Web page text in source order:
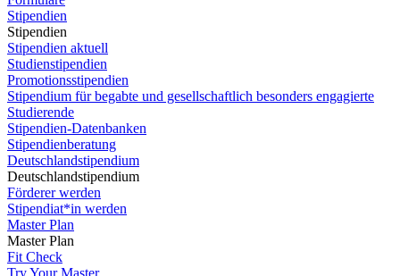
Stipendien
Stipendien
Stipendien aktuell
Studienstipendien
Promotionsstipendien
Stipendium für begabte und gesellschaftlich besonders engagierte
Studierende
Stipendien-Datenbanken
Stipendienberatung
Deutschlandstipendium
Deutschlandstipendium
Förderer werden
Stipendiat*in werden
Master Plan
Master Plan
Fit Check
Try Your Master